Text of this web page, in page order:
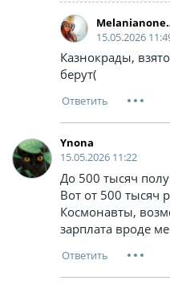
15.05.2026
Казнокрады,
берут(
Ynona
15.05.2026 11:22
До 500 тысяч
Вот от 500 тысяч
Космонавты,
зарплата вроде